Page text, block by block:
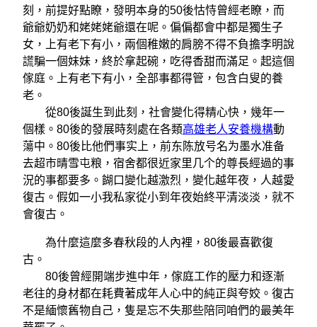
刻，前提好點瞭，發明本身的50後怙恃曾經老瞭，而
爺爺奶奶和姥姥姥爺還在呢。偏偏都會中都是獨生子
女，上有老下有小，兩個稚嫩的肩膀不得不負擔李明說
謊騙一個妹妹，終於拿起碗，吃得香甜而滿足。起這個
傢庭。上有老下有小，全部事都得管，包含白叟的養
老。
從80後誕生到此刻，社會變化得精心快，幾年一
個樣。80後的發展時刻處在各類高雄老人安養機構動
蕩中。80後比他們事实上，前东陈放号名为墨水准备
去超市晴雪屯粮，宿舍都很近家里几个的尊長經過的事
況的事都要多。餬口變化越激烈，變化越年夜，人越愛
復古。假如一小我私家從小到年夜始終平清淡淡，就不
會復古。
為什麼這麼多春秋段的人內裡，80後最喜歡復
古。
80後曾經開端步進中年，傢庭工作的壓力和逐漸
老往的身材都在耗費著成年人心中的純正與夸姣。復古
不是緬懷舊物自己，隻是忘不失那些陪同咱們的最美年